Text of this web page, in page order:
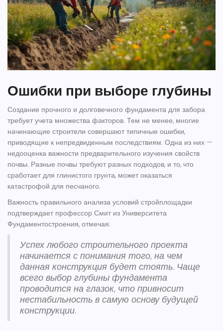
Ошибки при выборе глубины
Создание прочного и долговечного фундамента для забора
требует учета множества факторов. Тем не менее, многие
начинающие строители совершают типичные ошибки,
приводящие к непредвиденным последствиям. Одна из них —
недооценка важности предварительного изучения свойств
почвы. Разные почвы требуют разных подходов, и то, что
сработает для глинистого грунта, может оказаться
катастрофой для песчаного.
Важность правильного анализа условий стройплощадки
подтверждает профессор Смит из Университета
Фундаментостроения, отмечая:
Успех любого строительного проекта
начинается с понимания того, на чем
данная конструкция будет стоять. Чаще
всего выбор глубины фундамента
проводится на глазок, что привносит
нестабильность в самую основу будущей
конструкции.